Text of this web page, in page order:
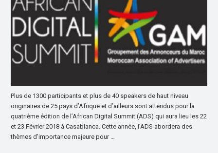
Plus de 1300 participants et plus de 40 speakers de haut niveau
originaires de 25 pays d’Afrique et d’ailleurs sont attendus pour la
quatrième édition de l’African Digital Summit (ADS) qui aura lieu les 22
et 23 Février 2018 à Casablanca. Cette année, l’ADS abordera des
thèmes d’importance majeure pour …